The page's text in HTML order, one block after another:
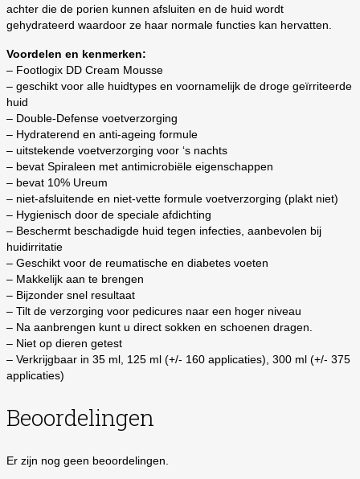
achter die de porien kunnen afsluiten en de huid wordt
gehydrateerd waardoor ze haar normale functies kan hervatten.
Voordelen en kenmerken:
– Footlogix DD Cream Mousse
– geschikt voor alle huidtypes en voornamelijk de droge geïrriteerde
huid
– Double-Defense voetverzorging
– Hydraterend en anti-ageing formule
– uitstekende voetverzorging voor ‘s nachts
– bevat Spiraleen met antimicrobiële eigenschappen
– bevat 10% Ureum
– niet-afsluitende en niet-vette formule voetverzorging (plakt niet)
– Hygienisch door de speciale afdichting
– Beschermt beschadigde huid tegen infecties, aanbevolen bij
huidirritatie
– Geschikt voor de reumatische en diabetes voeten
– Makkelijk aan te brengen
– Bijzonder snel resultaat
– Tilt de verzorging voor pedicures naar een hoger niveau
– Na aanbrengen kunt u direct sokken en schoenen dragen.
– Niet op dieren getest
– Verkrijgbaar in 35 ml, 125 ml (+/- 160 applicaties), 300 ml (+/- 375
applicaties)
Beoordelingen
Er zijn nog geen beoordelingen.